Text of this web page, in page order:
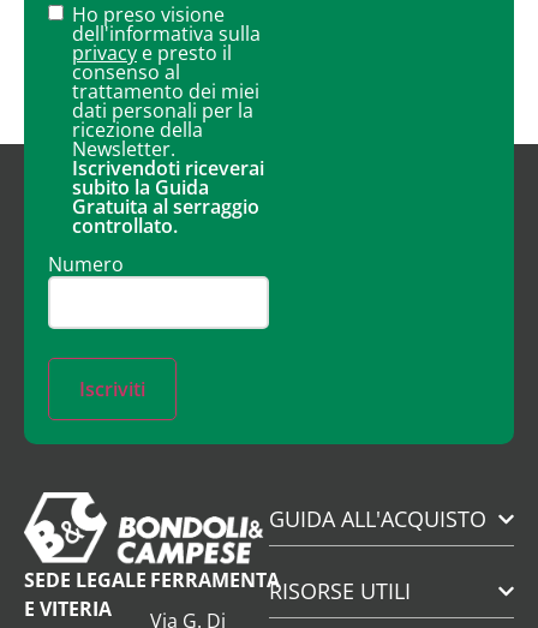
Ho preso visione
dell'informativa sulla
privacy e presto il
consenso al
trattamento dei miei
dati personali per la
ricezione della
Newsletter.
Iscrivendoti riceverai
subito la Guida
Gratuita al serraggio
controllato.
Numero
Iscriviti
SEDE LEGALE
E VITERIA
FERRAMENTA
Via G. Di
GUIDA ALL'ACQUISTO
RISORSE UTILI